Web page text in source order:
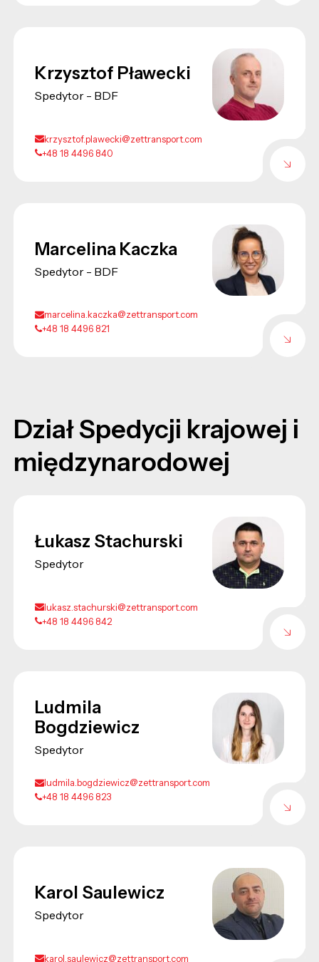
Krzysztof Pławecki
Spedytor - BDF
krzysztof.plawecki@zettransport.com
+48 18 4496 840
Marcelina Kaczka
Spedytor - BDF
marcelina.kaczka@zettransport.com
+48 18 4496 821
Dział Spedycji krajowej i
międzynarodowej
Łukasz Stachurski
Spedytor
lukasz.stachurski@zettransport.com
+48 18 4496 842
Ludmila
Bogdziewicz
Spedytor
ludmila.bogdziewicz@zettransport.com
+48 18 4496 823
Karol Saulewicz
Spedytor
karol.saulewicz@zettransport.com